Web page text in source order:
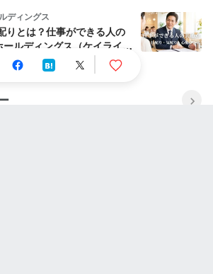
ディングス
りとは？仕事ができる人の
ルディングス（ケイライ